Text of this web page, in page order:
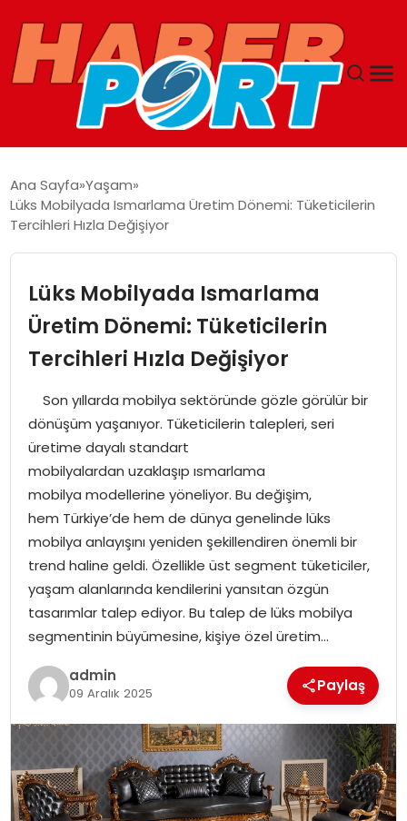
GUNCEL
SAĞLIK
SPOR
MAGAZIN
SPOR
EĞITIM
OTOMOBIL
TEKNOLOJI
EKONOMI
Ana Sayfa Yaşam
Lüks Mobilyada Ismarlama Üretim Dönemi: Tüketicilerin
Tercihleri Hızla Değişiyor
Lüks Mobilyada Ismarlama
Üretim Dönemi: Tüketicilerin
Tercihleri Hızla Değişiyor
Son yıllarda mobilya sektöründe gözle görülür bir
dönüşüm yaşanıyor. Tüketicilerin talepleri, seri
üretime dayalı standart
mobilyalardan uzaklaşıp ısmarlama
mobilya modellerine yöneliyor. Bu değişim,
hem Türkiye’de hem de dünya genelinde lüks
mobilya anlayışını yeniden şekillendiren önemli bir
trend haline geldi. Özellikle üst segment tüketiciler,
yaşam alanlarında kendilerini yansıtan özgün
tasarımlar talep ediyor. Bu talep de lüks mobilya
segmentinin büyümesine, kişiye özel üretim…
admin
09 Aralık 2025 Paylaş